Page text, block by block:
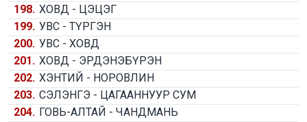
198. ХОВД - ЦЭЦЭГ
199. УВС - ТҮРГЭН
200. УВС - ХОВД
201. ХОВД - ЭРДЭНЭБҮРЭН
202. ХЭНТИЙ - НОРОВЛИН
203. СЭЛЭНГЭ - ЦАГААННУУР СУМ
204. ГОВЬ-АЛТАЙ - ЧАНДМАНЬ